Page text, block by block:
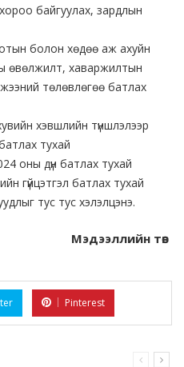
байгуулах, зардлын
болон хөдөө аж ахуйн
өвөлжилт, хаваржилтын
төлөвлөгөө батлах
хэвшлийн түншлэлээр
тухай
оны дүн батлах тухай
гүйцэтгэл батлах тухай
тус тус хэлэлцэнэ.
Мэдээллийн төв
Pinterest